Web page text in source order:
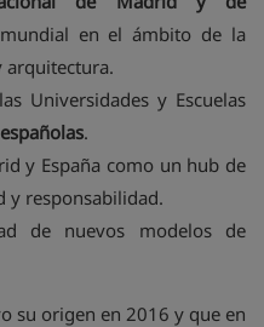
en el ámbito de la
arquitectura.
Universidades y Escuelas
.
y España como un hub de
y responsabilidad.
de nuevos modelos de
su origen en 2016 y que en